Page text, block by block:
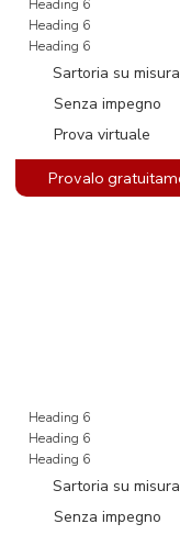
Heading 6
Heading 6
Heading 6
Sartoria su misura
Senza impegno
Prova virtuale
Heading 6
Heading 6
Heading 6
Sartoria su misura
Senza impegno